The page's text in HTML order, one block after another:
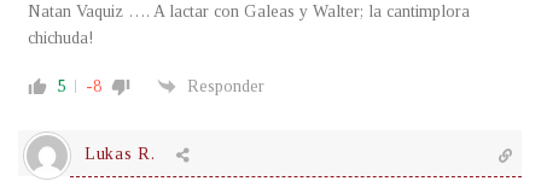
Natan Vaquiz …. A lactar con Galeas y Walter; la cantimplora
chichuda!
5 -8 Responder
Lukas R.